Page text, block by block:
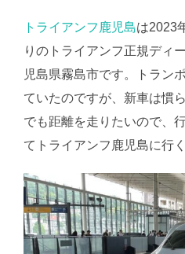
トライアンフ鹿児島は2023
りのトライアンフ正規ディ
児島県霧島市です。トラン
ていたのですが、新車は慣
でも距離を走りたいので、
てトライアンフ鹿児島に行